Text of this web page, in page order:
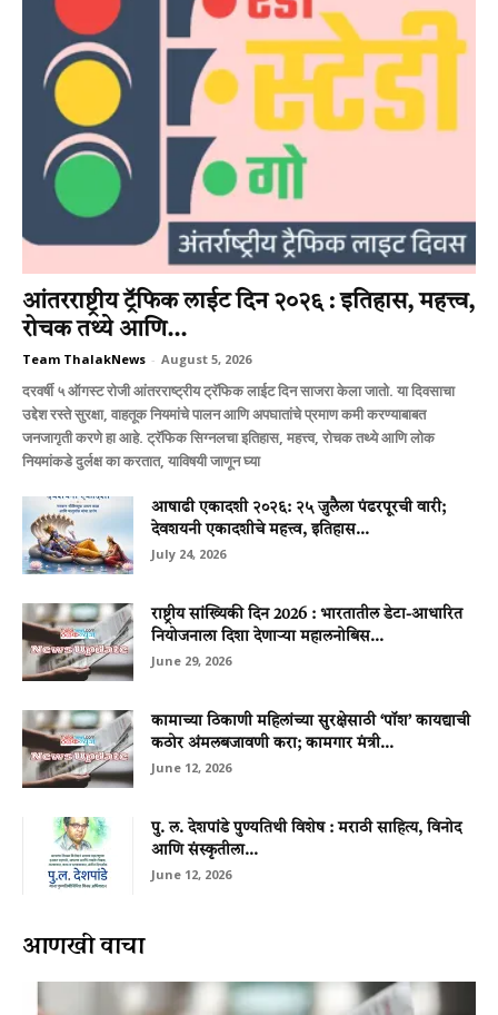
आंतरराष्ट्रीय ट्रॅफिक लाईट दिन २०२६ : इतिहास, महत्त्व,
रोचक तथ्ये आणि...
Team ThalakNews - August 5, 2026
दरवर्षी ५ ऑगस्ट रोजी आंतरराष्ट्रीय ट्रॅफिक लाईट दिन साजरा केला जातो. या दिवसाचा
उद्देश रस्ते सुरक्षा, वाहतूक नियमांचे पालन आणि अपघातांचे प्रमाण कमी करण्याबाबत
जनजागृती करणे हा आहे. ट्रॅफिक सिग्नलचा इतिहास, महत्त्व, रोचक तथ्ये आणि लोक
नियमांकडे दुर्लक्ष का करतात, याविषयी जाणून घ्या
आषाढी एकादशी २०२६: २५ जुलैला पंढरपूरची वारी;
देवशयनी एकादशीचे महत्त्व, इतिहास...
July 24, 2026
राष्ट्रीय सांख्यिकी दिन 2026 : भारतातील डेटा-आधारित
नियोजनाला दिशा देणाऱ्या महालनोबिस...
June 29, 2026
कामाच्या ठिकाणी महिलांच्या सुरक्षेसाठी ‘पॉश’ कायद्याची
कठोर अंमलबजावणी करा; कामगार मंत्री...
June 12, 2026
पु. ल. देशपांडे पुण्यतिथी विशेष : मराठी साहित्य, विनोद
आणि संस्कृतीला...
June 12, 2026
आणखी वाचा